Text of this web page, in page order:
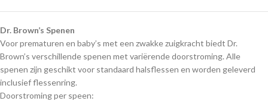
Dr. Brown’s Spenen
Voor prematuren en baby’s met een zwakke zuigkracht biedt Dr.
Brown’s verschillende spenen met variërende doorstroming. Alle
spenen zijn geschikt voor standaard halsflessen en worden geleverd
inclusief flessenring.
Doorstroming per speen: